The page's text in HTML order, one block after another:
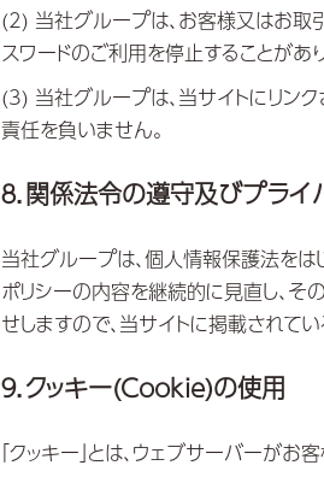
(2) 当社グループは、お客様又はお取
スワードのご利用を停止することがあ
(3) 当社グループは、当サイトにリン
責任を負いません。
８．関係法令の遵守及びプラ
当社グループは、個人情報保護法をは
ポリシーの内容を継続的に見直し、そ
せしますので、当サイトに掲載されて
９．クッキー(Cookie)の使用
「クッキー」とは、ウェブサーバーが